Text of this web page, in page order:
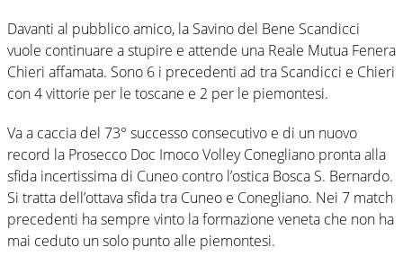
Davanti al pubblico amico, la Savino del Bene Scandicci
vuole continuare a stupire e attende una Reale Mutua Fenera
Chieri affamata. Sono 6 i precedenti ad tra Scandicci e Chieri
con 4 vittorie per le toscane e 2 per le piemontesi.
Va a caccia del 73° successo consecutivo e di un nuovo
record la Prosecco Doc Imoco Volley Conegliano pronta alla
sfida incertissima di Cuneo contro l’ostica Bosca S. Bernardo.
Si tratta dell’ottava sfida tra Cuneo e Conegliano. Nei 7 match
precedenti ha sempre vinto la formazione veneta che non ha
mai ceduto un solo punto alle piemontesi.